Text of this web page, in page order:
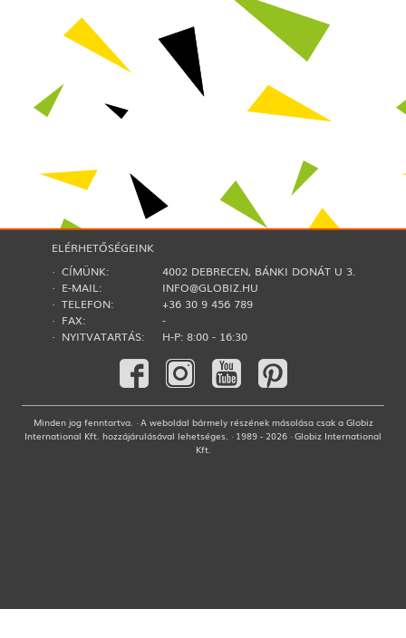
ELÉRHETŐSÉGEINK
· CÍMÜNK:
4002 DEBRECEN, BÁNKI DONÁT U 3.
· E-MAIL:
INFO@GLOBIZ.HU
· TELEFON:
+36 30 9 456 789
· FAX:
-
· NYITVATARTÁS:
H-P: 8:00 - 16:30
Minden jog fenntartva. · A weboldal bármely részének másolása csak a Globiz
International Kft. hozzájárulásával lehetséges. · 1989 - 2026 · Globiz International
Kft.